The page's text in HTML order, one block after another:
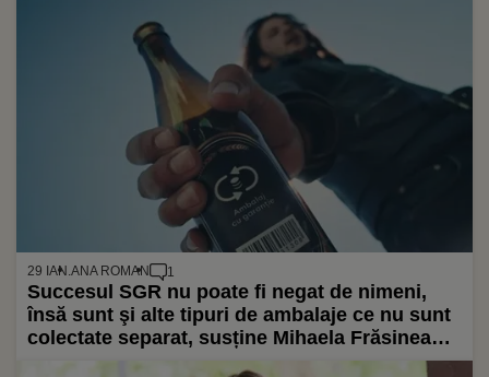
29 IAN.ANA ROMAN 1
Succesul SGR nu poate fi negat de nimeni,
însă sunt şi alte tipuri de ambalaje ce nu sunt
colectate separat, susține Mihaela Frăsineanu,
consilier de stat la Cancelaria Primului